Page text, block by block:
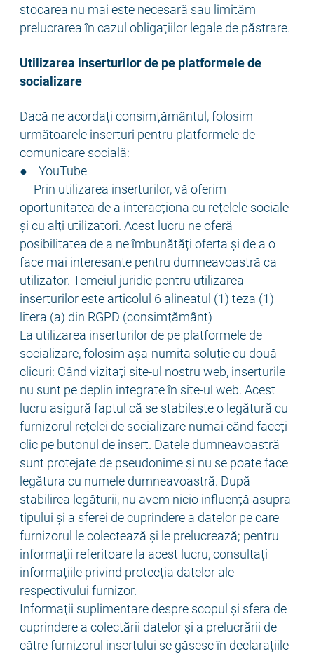
stocarea nu mai este necesară sau limităm
prelucrarea în cazul obligațiilor legale de păstrare.
Utilizarea inserturilor de pe platformele de
socializare
Dacă ne acordați consimțământul, folosim
următoarele inserturi pentru platformele de
comunicare socială:
● YouTube
Prin utilizarea inserturilor, vă oferim
oportunitatea de a interacționa cu rețelele sociale
și cu alți utilizatori. Acest lucru ne oferă
posibilitatea de a ne îmbunătăți oferta și de a o
face mai interesante pentru dumneavoastră ca
utilizator. Temeiul juridic pentru utilizarea
inserturilor este articolul 6 alineatul (1) teza (1)
litera (a) din RGPD (consimțământ)
La utilizarea inserturilor de pe platformele de
socializare, folosim așa-numita soluție cu două
clicuri: Când vizitați site-ul nostru web, inserturile
nu sunt pe deplin integrate în site-ul web. Acest
lucru asigură faptul că se stabilește o legătură cu
furnizorul rețelei de socializare numai când faceți
clic pe butonul de insert. Datele dumneavoastră
sunt protejate de pseudonime și nu se poate face
legătura cu numele dumneavoastră. După
stabilirea legăturii, nu avem nicio influență asupra
tipului și a sferei de cuprindere a datelor pe care
furnizorul le colectează și le prelucrează; pentru
informații referitoare la acest lucru, consultați
informațiile privind protecția datelor ale
respectivului furnizor.
Informații suplimentare despre scopul și sfera de
cuprindere a colectării datelor și a prelucrării de
către furnizorul insertului se găsesc în declarațiile